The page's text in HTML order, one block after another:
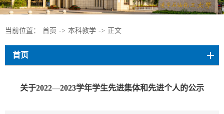
当前位置： 首页 -> 本科教学 -> 正文
首页
关于2022—2023学年学生先进集体和先进个人的公示